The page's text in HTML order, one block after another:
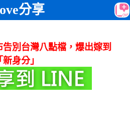
分享
別台灣八點檔，爆出嫁到
身分」